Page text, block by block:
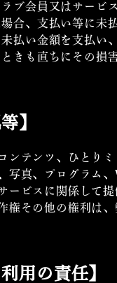
ブ会員又はサービ
合、支払い等に未
払い金額を支払い
きも直ちにその損
】
ンテンツ、ひとりミ
写真、プログラム
ービスに関係して
権その他の権利は、
用の責任】